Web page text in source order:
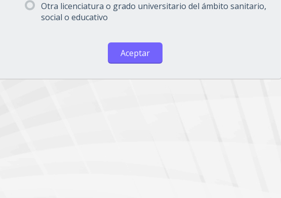
Otra licenciatura o grado universitario del ámbito sanitario,
social o educativo